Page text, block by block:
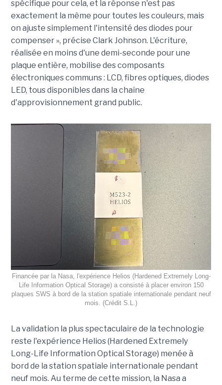
spécifique pour cela, et la réponse n'est pas
exactement la même pour toutes les couleurs, mais
on ajuste simplement l'intensité des diodes pour
compenser », précise Clark Johnson. L'écriture,
réalisée en moins d'une demi-seconde pour une
plaque entière, mobilise des composants
électroniques communs : LCD, fibres optiques, diodes
LED, tous disponibles dans la chaîne
d'approvisionnement grand public.
Financée par la Nasa, l'expérience Helios (Hardened Extremely Long-
Life Information Optical Storage) a consisté à placer environ 150
plaques SWS à bord de la station spatiale internationale pendant neuf
mois. (Crédit S.L.)
La validation la plus spectaculaire de la technologie
reste l'expérience Helios (Hardened Extremely
Long-Life Information Optical Storage) menée à
bord de la station spatiale internationale pendant
neuf mois. Au terme de cette mission, la Nasa a